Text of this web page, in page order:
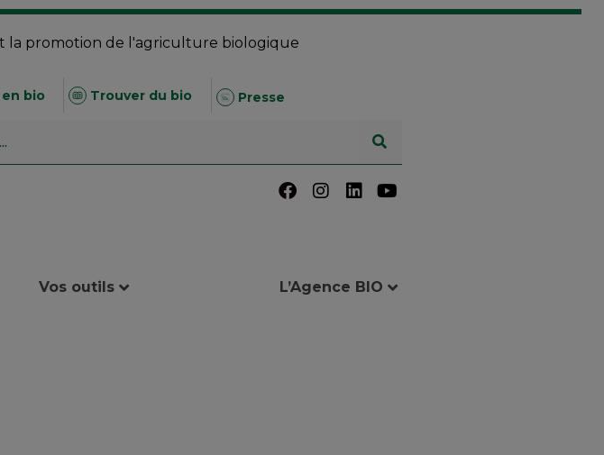
la promotion de l'agriculture biologique
bio Trouver du bio Presse
Vos outils L’Agence BIO